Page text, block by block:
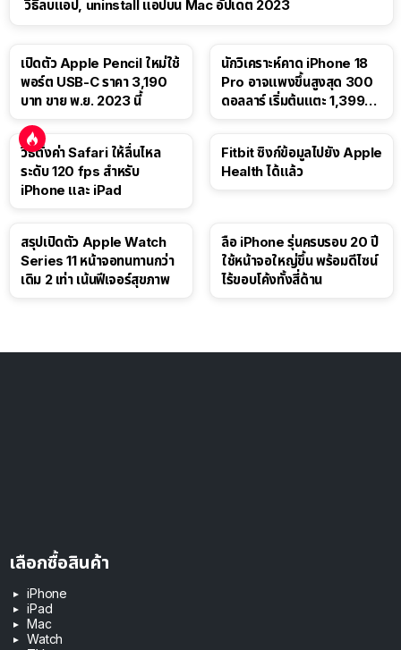
วิธีลบแอป, uninstall แอปบน Mac อัปเดต 2023
เปิดตัว Apple Pencil ใหม่ใช้
พอร์ต USB-C ราคา 3,190
บาท ขาย พ.ย. 2023 นี้
นักวิเคราะห์คาด iPhone 18
Pro อาจแพงขึ้นสูงสุด 300
ดอลลาร์ เริ่มต้นแตะ 1,399
วิธีตั้งค่า Safari ให้ลื่นไหล
ระดับ 120 fps สำหรับ
iPhone และ iPad
Fitbit ซิงก์ข้อมูลไปยัง Apple
Health ได้แล้ว
สรุปเปิดตัว Apple Watch
Series 11 หน้าจอทนทานกว่า
เดิม 2 เท่า เน้นฟีเจอร์สุขภาพ
ลือ iPhone รุ่นครบรอบ 20 ปี
ใช้หน้าจอใหญ่ขึ้น พร้อมดีไซน์
ไร้ขอบโค้งทั้งสี่ด้าน
เลือกซื้อสินค้า
iPhone
iPad
Mac
Watch